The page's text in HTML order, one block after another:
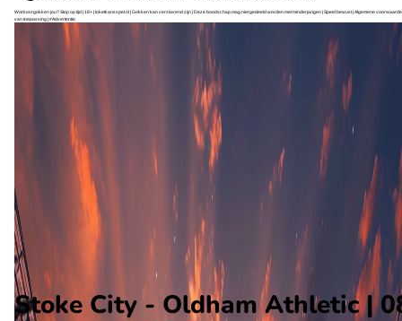
Wat kost gokken jou? Stop op tijd | 18+ | loketkansspel.nl | Gokken kan verslavend zijn | Deze boodschap mag niet gedeeld worden met minderjarigen | Speel bewust | Algemene
van toepassing | #Advertentie
EFL Cup
Oldham Athletic
Alle wedstrijden
Stoke City - Oldham Athletic
Opstellingen
Voorspelling
Voorbeschouwing
Stoke City - Oldham Athletic |